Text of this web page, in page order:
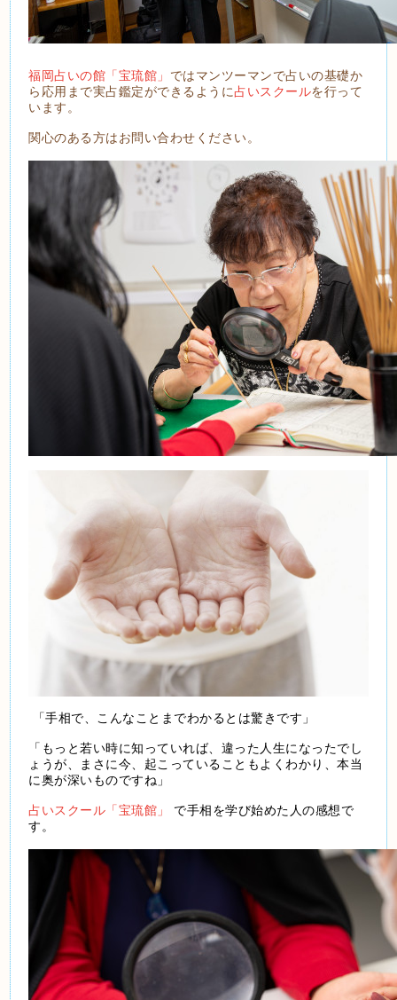
福岡占いの館「宝琉館」 ではマンツーマンで占いの基礎か
ら応用まで実占鑑定ができるように占いスクールを行って
います。
関心のある方はお問い合わせください。
「手相で、こんなことまでわかるとは驚きです」
「もっと若い時に知っていれば、違った人生になったでし
ょうが、まさに今、起こっていることもよくわかり、本当
に奥が深いものですね」
占いスクール「宝琉館」
で手相を学び始めた人の感想で
す。